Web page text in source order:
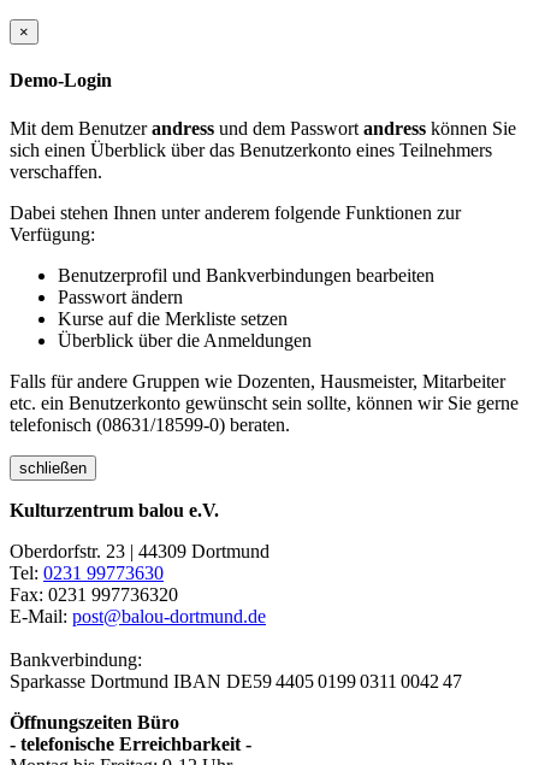
×
Demo-Login
Mit dem Benutzerandress und dem Passwort andress können Sie
sich einen Überblick über das Benutzerkonto eines Teilnehmers
verschaffen.
Dabei stehen Ihnen unter anderem folgende Funktionen zur
Verfügung:
Benutzerprofil und Bankverbindungen bearbeiten
Passwort ändern
Kurse auf die Merkliste setzen
Überblick über die Anmeldungen
Falls für andere Gruppen wie Dozenten, Hausmeister, Mitarbeiter
etc. ein Benutzerkonto gewünscht sein sollte, können wir Sie gerne
telefonisch (08631/18599-0) beraten.
schließen
Kulturzentrum balou e.V.
Oberdorfstr. 23 | 44309 Dortmund
Tel: 0231 99773630
Fax: 0231 997736320
E-Mail: post@balou-dortmund.de
Bankverbindung:
Sparkasse Dortmund IBAN DE59 4405 0199 0311 0042 47
Öffnungszeiten Büro
- telefonische Erreichbarkeit -